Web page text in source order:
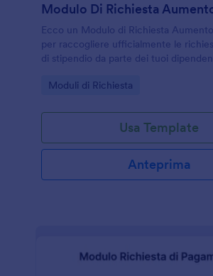
Ecco un Modulo di Richiesta
per raccogliere ufficialmente le
di stipendio da parte dei tuoi
suo stipendio attuale, il tipo di
la lettera di giustificazione con la
supervisori, lo stato di approvazione e
di chi ha preso la decisione. È possibile
personalizzare completamente il
adattarlo alle esigenze della tua
Go to Category:
Moduli di Richiesta
Usa Template
Anteprima